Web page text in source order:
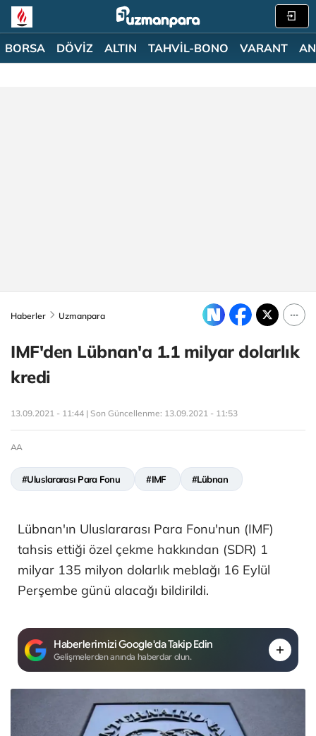
BORSA DÖVİZ ALTIN TAHVİL-BONO VARANT
Haberler Uzmanpara
IMF'den Lübnan'a 1.1 milyar dolarlık
kredi
13.09.2021 - 11:44 | Son Güncellenme: 13.09.2021 - 11:53
AA
#Uluslararası Para Fonu #IMF #Lübnan
Lübnan'ın Uluslararası Para Fonu'nun (IMF)
tahsis ettiği özel çekme hakkından (SDR) 1
milyar 135 milyon dolarlık meblağı 16 Eylül
Perşembe günü alacağı bildirildi.
Haberlerimizi Google'da Takip Edin
Gelişmelerden anında haberdar olun.